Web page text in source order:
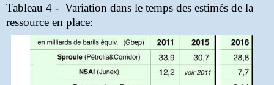
Tableau 4 - Variation dans le temps des estimés de la
ressource en place: